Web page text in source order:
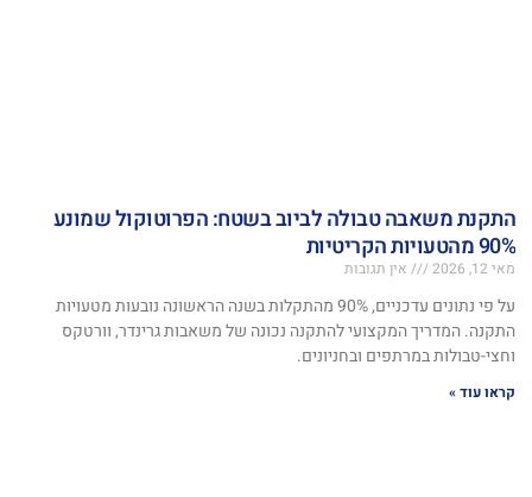
התקנת משאבה טבולה לביוב בשטח: הפרוטוקול שמונע
90% מהטעויות הקריטיות
מאי 12, 2026 אין תגובות
על פי נתונים עדכניים, 90% מהתקלות בשנה הראשונה נובעות מטעויות
התקנה. המדריך המקצועי להתקנה נכונה של משאבות גרינדר, וורטקס
וחצי-טבולות במרתפים ובחניונים.
קראו עוד »